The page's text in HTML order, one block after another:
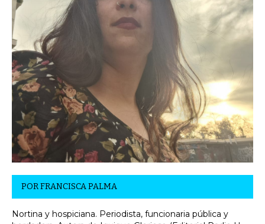
PORFRANCISCA PALMA
Nortina y hospiciana. Periodista, funcionaria pública y